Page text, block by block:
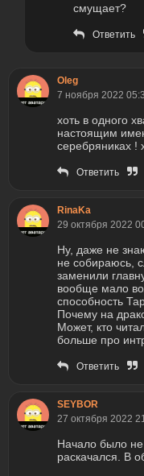
смущает?
Ответить
Oleg
7 ноября 2022
хоть в одного
настоящим
серебряниках !
Ответить
RinaKa
29 октября 2022
Ну, даже не
не собираюсь,
заменили
вообще мало
способность
Почему на
Может, кто
больше про
Ответить
SEYBOR
27 октября 2022
Начало было не
раскачался. В